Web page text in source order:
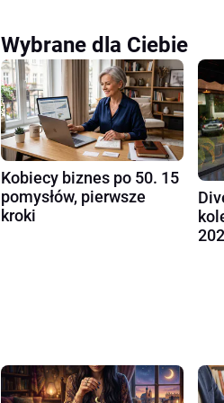
Wybrane dla Ciebie
Kobiecy biznes po 50. 15
pomysłów, pierwsze
kroki